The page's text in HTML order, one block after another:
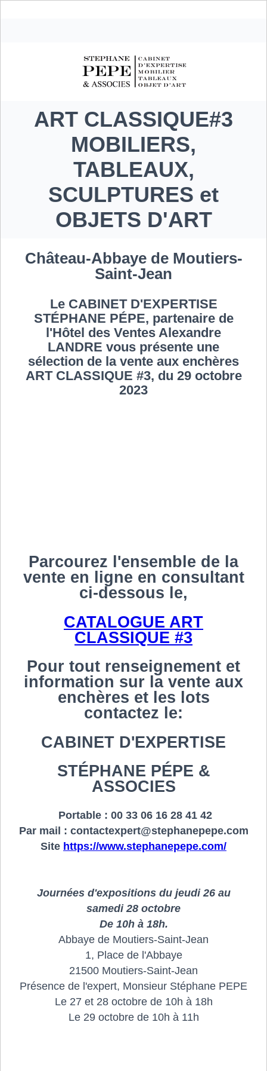
ART CLASSIQUE#3
MOBILIERS,
TABLEAUX,
SCULPTURES et
OBJETS D'ART
Château-Abbaye de Moutiers-
Saint-Jean
Le CABINET D'EXPERTISE
STÉPHANE PÉPE, partenaire de
l'Hôtel des Ventes Alexandre
LANDRE vous présente une
sélection de la vente aux enchères
ART CLASSIQUE #3, du 29 octobre
2023
Parcourez l'ensemble de la
vente en ligne en consultant
ci-dessous le,
CATALOGUE ART
CLASSIQUE #3
Pour tout renseignement et
information sur la vente aux
enchères et les lots
contactez le:
CABINET D'EXPERTISE
STÉPHANE PÉPE &
ASSOCIES
Portable : 00 33 06 16 28 41 42
Par mail : contactexpert@stephanepepe.com
Site https://www.stephanepepe.com/
Journées d'expositions du jeudi 26 au
samedi 28 octobre
De 10h à 18h.
Abbaye de Moutiers-Saint-Jean
1, Place de l'Abbaye
21500 Moutiers-Saint-Jean
Présence de l'expert, Monsieur Stéphane PEPE
Le 27 et 28 octobre de 10h à 18h
Le 29 octobre de 10h à 11h